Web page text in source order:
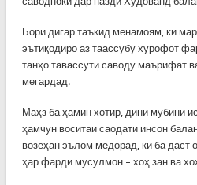
Бори дигар таъкид менамоям, ки
эътиқодиро аз таассубу хурофот
танҳо тавассути саводу маърифат
мегардад.
Маҳз ба ҳамин хотир, дини мубини
ҳамчун воситаи саодати инсон
возеҳан эълом медорад, ки ба
ҳар фарди мусулмон – хоҳ зан ва